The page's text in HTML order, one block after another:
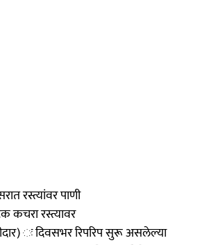
रस्त्यांवर पाणी
कचरा रस्त्यावर
ः दिवसभर रिपरिप सुरू असलेल्या